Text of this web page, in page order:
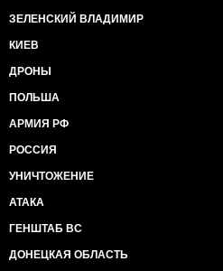
ЗЕЛЕНСКИЙ ВЛАДИМИР
КИЕВ
ДРОНЫ
ПОЛЬША
АРМИЯ РФ
РОССИЯ
УНИЧТОЖЕНИЕ
АТАКА
ГЕНШТАБ ВС
ДОНЕЦКАЯ ОБЛАСТЬ